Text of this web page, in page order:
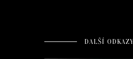
DALŠÍ ODKAZY